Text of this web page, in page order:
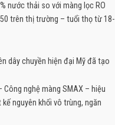
nước thải so với màng lọc RO
trên thị trường – tuổi thọ từ 18-
dây chuyền hiện đại Mỹ đã tạo
nghệ màng SMAX – hiệu
nguyên khối vô trùng, ngăn